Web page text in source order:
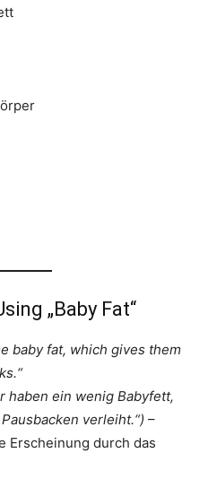
„Baby Fat“
baby fat, which gives them
haben ein wenig Babyfett,
verleiht.“) –
Erscheinung durch das